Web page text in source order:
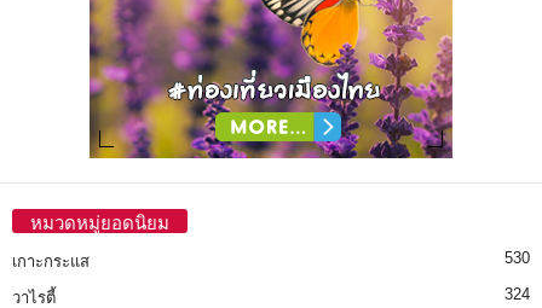
หมวดหมู่ยอดนิยม
เกาะกระแส 530
วาไรตี้ 324